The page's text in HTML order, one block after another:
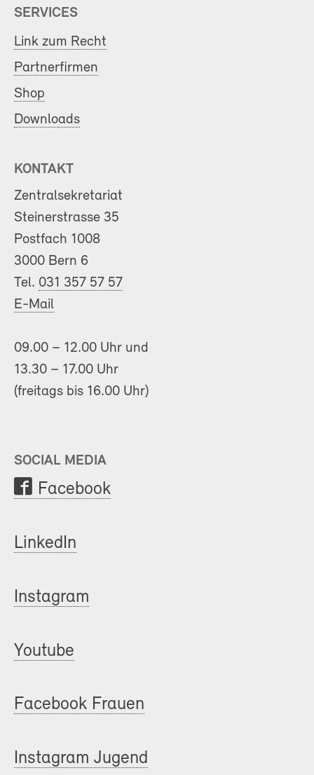
SERVICES
Link zum Recht
Partnerfirmen
Shop
Downloads
KONTAKT
Zentralsekretariat
Steinerstrasse 35
Postfach 1008
3000 Bern 6
Tel. 031 357 57 57
E-Mail
09.00 – 12.00 Uhr und
13.30 – 17.00 Uhr
(freitags bis 16.00 Uhr)
SOCIAL MEDIA
Facebook
LinkedIn
Instagram
Youtube
Facebook Frauen
Instagram Jugend